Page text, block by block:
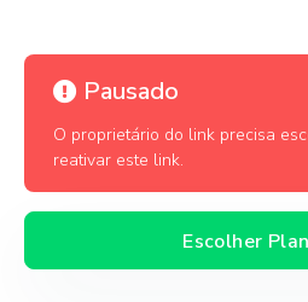
Pausado
O proprietário do link precisa
reativar este link.
Escolher